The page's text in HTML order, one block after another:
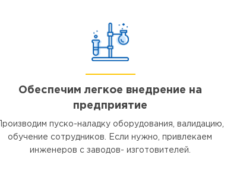
Обеспечим легкое внедрение на
предприятие
Производим пуско-наладку оборудования, валидацию,
обучение сотрудников. Если нужно, привлекаем
инженеров с заводов- изготовителей.